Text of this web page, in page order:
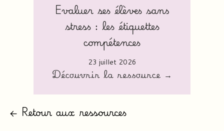
Evaluer ses élèves sans
stress : les étiquettes
compétences
23 juillet 2026
Découvrir la ressource →
← Retour aux ressources